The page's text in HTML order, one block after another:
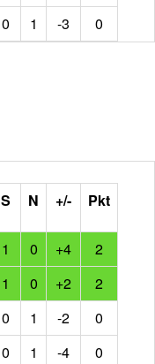
0 1 -3 0
S N +/- Pkt
1 0 +4
2
1 0 +2
2
0 1 -2
0
0 1 -4 0